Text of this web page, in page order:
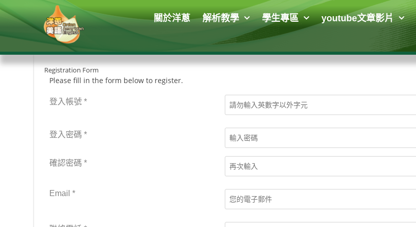
關於洋蔥 解析教學 學生專區 youtube文章影片
Registration Form
Please fill in the form below to register.
登入帳號*
登入密碼*
確認密碼*
Email*